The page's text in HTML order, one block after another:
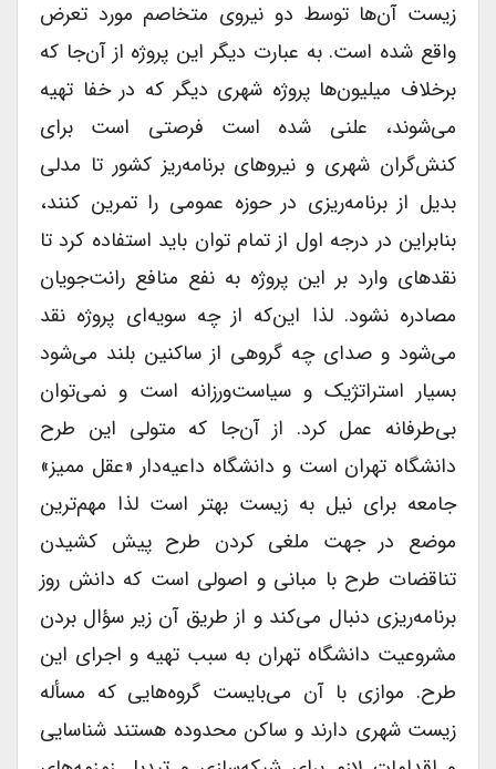
زیست آن‌ها توسط دو نیروی متخاصم مورد تعرض
واقع شده است. به عبارت دیگر این پروژه از آن‌جا که
برخلاف میلیون‌ها پروژه شهری دیگر که در خفا تهیه
می‌شوند، علنی شده است فرصتی است برای
کنش‌گران شهری و نیروهای برنامه‌ریز کشور تا مدلی
بدیل از برنامه‌ریزی در حوزه عمومی را تمرین کنند،
بنابراین در درجه اول از تمام توان باید استفاده کرد تا
نقدهای وارد بر این پروژه به نفع منافع رانت‌جویان
مصادره نشود. لذا این‌که از چه سویه‌ای پروژه نقد
می‌شود و صدای چه گروهی از ساکنین بلند می‌شود
بسیار استراتژیک و سیاست‌ورزانه است و نمی‌توان
بی‌طرفانه عمل کرد. از آن‌جا که متولی این طرح
دانشگاه تهران است و دانشگاه داعیه‌دار «عقل ممیز»
جامعه برای نیل به زیست بهتر است لذا مهم‌ترین
موضع در جهت ملغی کردن طرح پیش کشیدن
تناقضات طرح با مبانی و اصولی است که دانش روز
برنامه‌ریزی دنبال می‌کند و از طریق آن زیر سؤال بردن
مشروعیت دانشگاه تهران به سبب تهیه و اجرای این
طرح. موازی با آن می‌بایست گروه‌هایی که مسأله
زیست شهری دارند و ساکن محدوده هستند شناسایی